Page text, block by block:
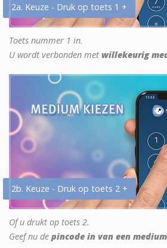
2a. Keuze - Druk op toets 1 +
Toets nummer 1 in.
U wordt verbonden met willekeurig
2b. Keuze - Druk op toets 2 +
Of u drukt op toets 2.
Geef nu de pincode in van een medium